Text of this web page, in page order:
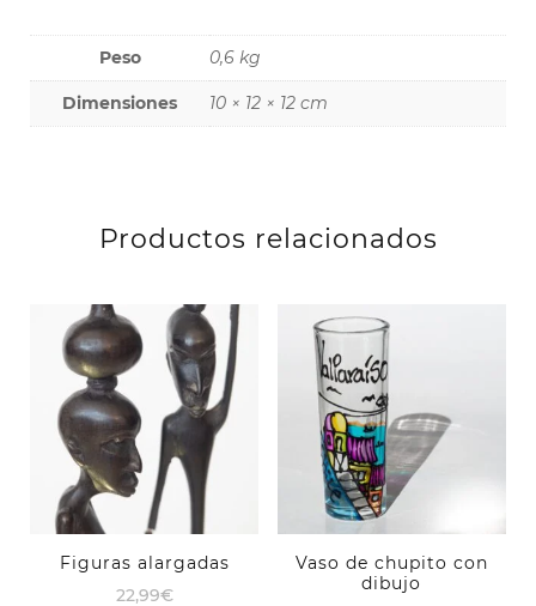
Peso 0,6 kg
Dimensiones 10 × 12 × 12 cm
Productos relacionados
Figuras alargadas
22,99€
Vaso de chupito con
dibujo